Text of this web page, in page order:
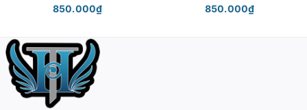
850.000₫
850.000₫